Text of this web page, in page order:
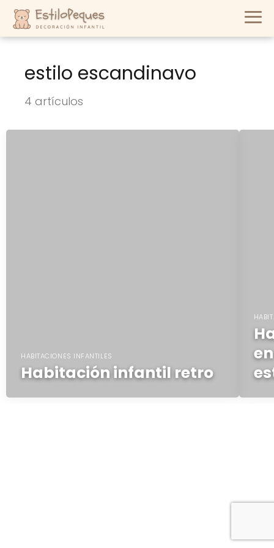
estilo escandinavo
4 artículos
HABITACIONES INFANTILES
Habitación infantil retro